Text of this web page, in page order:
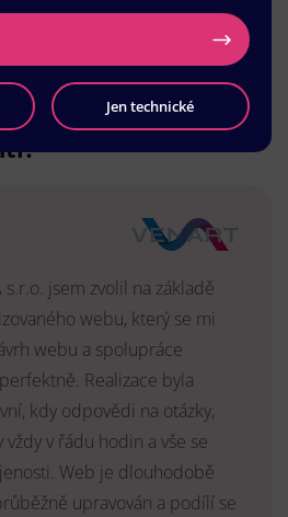
jsem zvolil na základě
webu, který se mi
webu a spolupráce
Realizace byla
kdy odpovědi na otázky,
v řádu hodin a vše se
Web je dlouhodobě
upravován a podílí se
Jen technické